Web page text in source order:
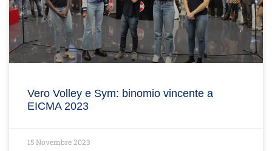
Vero Volley e Sym: binomio vincente a
EICMA 2023
15 Novembre 2023